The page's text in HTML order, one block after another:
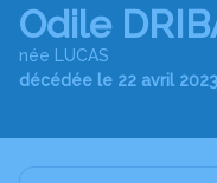
Odile
née LUCAS
décédée le 22 avril